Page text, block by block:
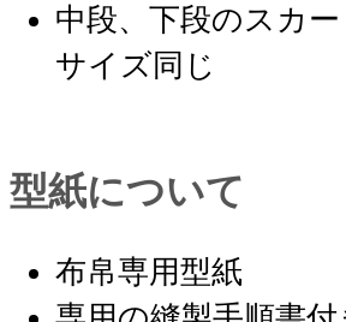
中段、下段のスカ
サイズ同じ
型紙について
布帛専用型紙